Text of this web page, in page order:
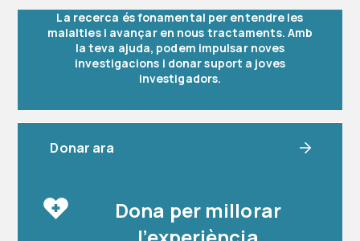
La recerca és fonamental per entendre les
malalties i avançar en nous tractaments. Amb
la teva ajuda, podem impulsar noves
investigacions i donar suport a joves
investigadors.
Donar ara
Dona per millorar